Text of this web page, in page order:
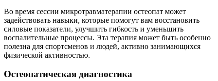
Во время сессии микротравматерапии остеопат может
задействовать навыки, которые помогут вам восстановить
силовые показатели, улучшить гибкость и уменьшить
воспалительные процессы. Эта терапия может быть особенно
полезна для спортсменов и людей, активно занимающихся
физической активностью.
Остеопатическая диагностика